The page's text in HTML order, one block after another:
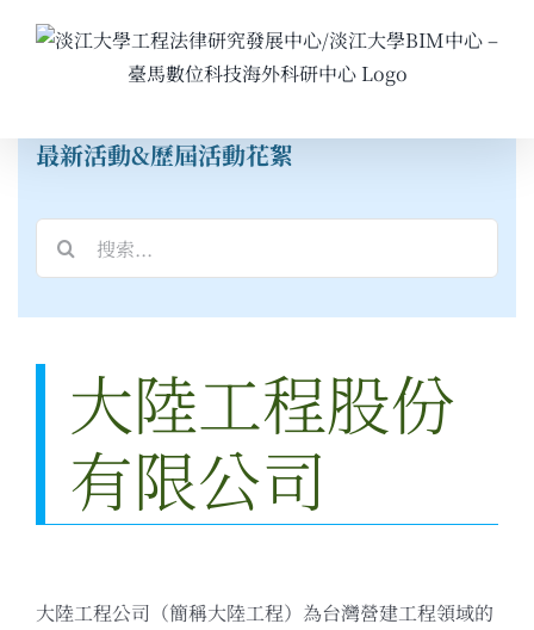
最新活動&歷屆活動花絮
大陸工程股份
有限公司
大陸工程公司（簡稱大陸工程）為台灣營建工程領域的